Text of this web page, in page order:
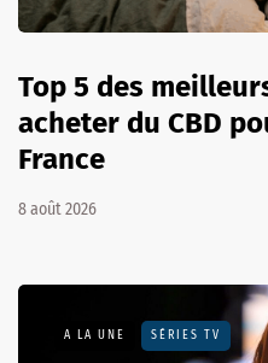
Top 5 des
acheter du CBD
France
8 août 2026
A LA UNE SÉRIES TV